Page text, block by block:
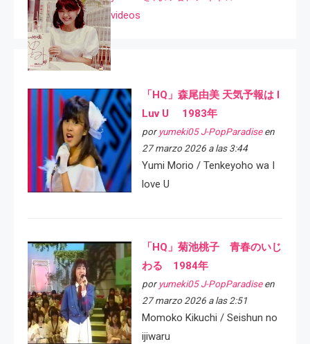
videos
「HQ」森尾由美 天気予報は I
Luv U 1983年
por yumeki05 J-PopParadiseen
27 marzo 2026 a las 3:44
Yumi Morio / Tenkeyoho wa I
love U
「HQ」菊池桃子 青春のいじ
わる 1984年
por yumeki05 J-PopParadiseen
27 marzo 2026 a las 2:51
Momoko Kikuchi / Seishun no
ijiwaru